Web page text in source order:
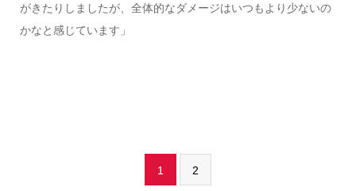
がきたりしましたが、全体的なダメージはいつもより少ないの
かなと感じています」
1 2